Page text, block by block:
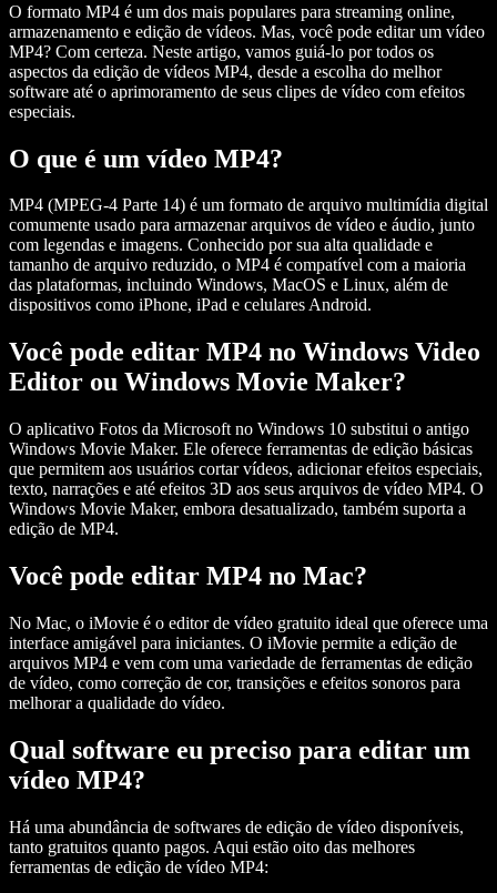
O formato MP4 é um dos mais populares para streaming online,
armazenamento e edição de vídeos. Mas, você pode editar um vídeo
MP4? Com certeza. Neste artigo, vamos guiá-lo por todos os
aspectos da edição de vídeos MP4, desde a escolha do melhor
software até o aprimoramento de seus clipes de vídeo com efeitos
especiais.
O que é um vídeo MP4?
MP4 (MPEG-4 Parte 14) é um formato de arquivo multimídia digital
comumente usado para armazenar arquivos de vídeo e áudio, junto
com legendas e imagens. Conhecido por sua alta qualidade e
tamanho de arquivo reduzido, o MP4 é compatível com a maioria
das plataformas, incluindo Windows, MacOS e Linux, além de
dispositivos como iPhone, iPad e celulares Android.
Você pode editar MP4 no Windows Video
Editor ou Windows Movie Maker?
O aplicativo Fotos da Microsoft no Windows 10 substitui o antigo
Windows Movie Maker. Ele oferece ferramentas de edição básicas
que permitem aos usuários cortar vídeos, adicionar efeitos especiais,
texto, narrações e até efeitos 3D aos seus arquivos de vídeo MP4. O
Windows Movie Maker, embora desatualizado, também suporta a
edição de MP4.
Você pode editar MP4 no Mac?
No Mac, o iMovie é o editor de vídeo gratuito ideal que oferece uma
interface amigável para iniciantes. O iMovie permite a edição de
arquivos MP4 e vem com uma variedade de ferramentas de edição
de vídeo, como correção de cor, transições e efeitos sonoros para
melhorar a qualidade do vídeo.
Qual software eu preciso para editar um
vídeo MP4?
Há uma abundância de softwares de edição de vídeo disponíveis,
tanto gratuitos quanto pagos. Aqui estão oito das melhores
ferramentas de edição de vídeo MP4: